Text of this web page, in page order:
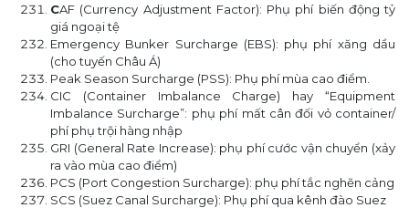
CAF (Currency Adjustment Factor): Phụ phí biến động tỷ
giá ngoại tệ
Emergency Bunker Surcharge (EBS): phụ phí xăng dầu
(cho tuyến Châu Á)
Peak Season Surcharge (PSS): Phụ phí mùa cao điểm.
CIC (Container Imbalance Charge) hay “Equipment
Imbalance Surcharge”: phụ phí mất cân đối vỏ container/
phí phụ trội hàng nhập
GRI (General Rate Increase): phụ phí cước vận chuyển (xảy
ra vào mùa cao điểm)
PCS (Port Congestion Surcharge): phụ phí tắc nghẽn cảng
SCS (Suez Canal Surcharge): Phụ phí qua kênh đào Suez